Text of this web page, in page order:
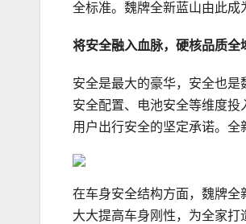
全标准。魏牌全新蓝山由此成
将安全融入血脉， 硬核品质全
安全是最大的豪华，安全也
安全配置、电池安全等维度
用户出行安全的坚定承诺。全
在车身安全结构方面，魏牌全
大大提高车身刚性，为全家打